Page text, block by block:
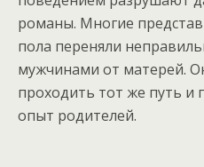
романы. Многие
пола переняли
мужчинами от матерей.
проходить тот же путь и
опыт родителей.